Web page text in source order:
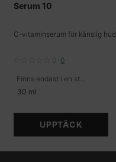
Serum 10
C-vitaminserum för känslig hud
0
Finns endast i en storlek
30 ml
UPPTÄCK